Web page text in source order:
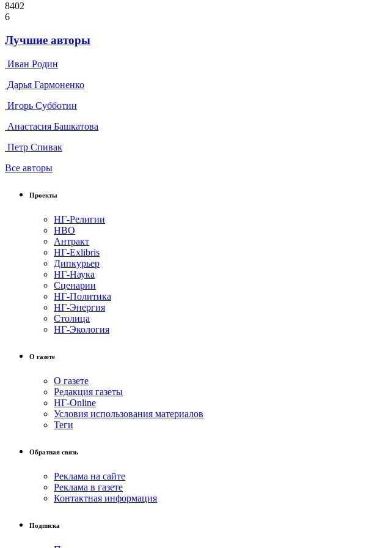
8402
6
Лучшие авторы
Иван Родин
Дарья Гармоненко
Игорь Субботин
Анастасия Башкатова
Петр Спивак
Все авторы
Проекты
НГ-Религии
НВО
Антракт
НГ-Exlibris
Дипкурьер
НГ-Наука
Сценарии
НГ-Политика
НГ-Энергия
Столица
НГ-Экология
О газете
О газете
Редакция газеты
НГ-Online
Условия использования материалов
Теги
Обратная связь
Реклама на сайте
Реклама в газете
Контактная информация
Подписка